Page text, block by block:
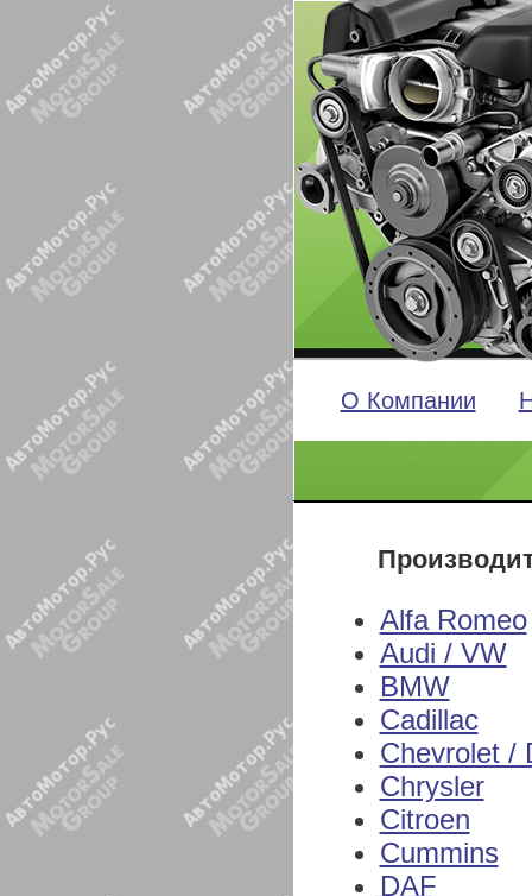
О Компании
Alfa Romeo
Audi / VW
BMW
Cadillac
Chevrolet /
Chrysler
Citroen
Cummins
DAF